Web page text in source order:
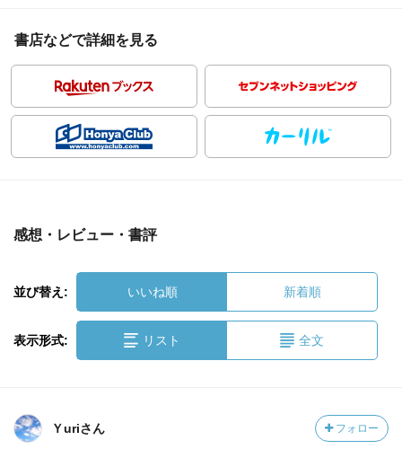
書店などで詳細を見る
感想・レビュー・書評
並び替え: いいね順 新着順
表示形式: リスト 全文
Ｙuriさん フォロー